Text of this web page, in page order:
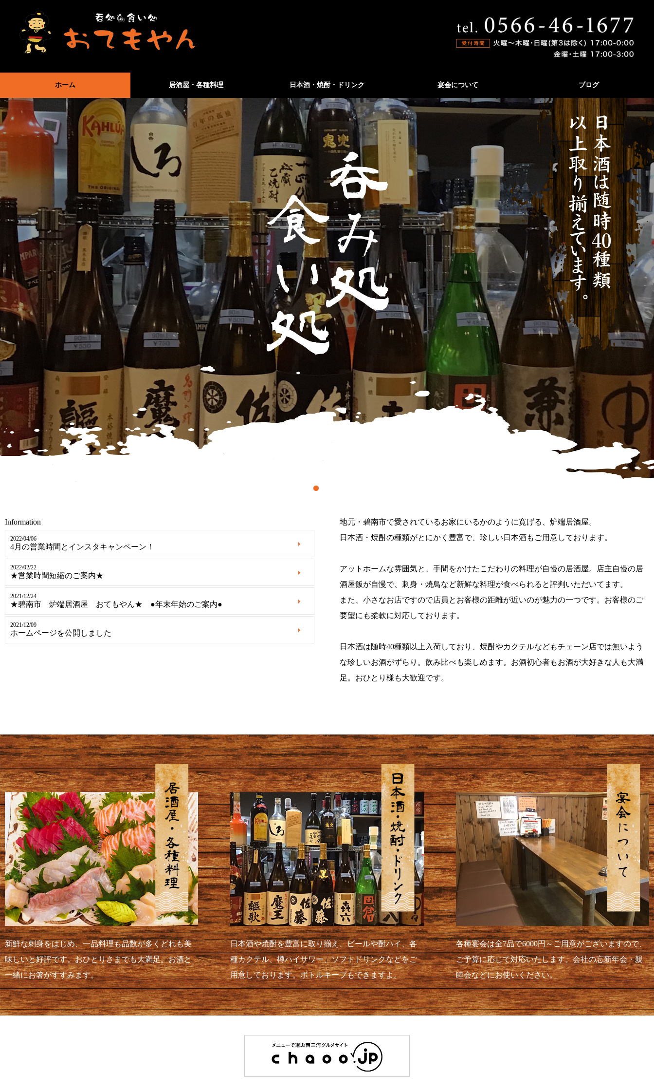
ホーム 居酒屋・各種料理 日本酒・焼酎・ドリンク 宴会について ブログ
Information
2022/04/06
4月の営業時間とインスタキャンペーン！
2022/02/22
★営業時間短縮のご案内★
2021/12/24
★碧南市 炉端居酒屋 おてもやん★ ●年末年始のご案内●
2021/12/09
ホームページを公開しました
地元・碧南市で愛されているお家にいるかのように寛げる、炉端居酒屋。
日本酒・焼酎の種類がとにかく豊富で、珍しい日本酒もご用意しております。
アットホームな雰囲気と、手間をかけたこだわりの料理が自慢の居酒屋。店主自慢の居
酒屋飯が自慢で、刺身・焼鳥など新鮮な料理が食べられると評判いただいてます。
また、小さなお店ですので店員とお客様の距離が近いのが魅力の一つです。お客様のご
要望にも柔軟に対応しております。
日本酒は随時40種類以上入荷しており、焼酎やカクテルなどもチェーン店では無いよう
な珍しいお酒がずらり。飲み比べも楽しめます。お酒初心者もお酒が大好きな人も大満
足。おひとり様も大歓迎です。
新鮮な刺身をはじめ、一品料理も品数が多くどれも美
味しいと好評です。おひとりさまでも大満足。お酒と
一緒にお箸がすすみます。
日本酒や焼酎を豊富に取り揃え、ビールや酎ハイ、各
種カクテル、樽ハイサワー、ソフトドリンクなどをご
用意しております。ボトルキープもできますよ。
各種宴会は全7品で6000円～ご用意がございますので、
ご予算に応じて対応いたします。会社の忘新年会・親
睦会などにお使いください。